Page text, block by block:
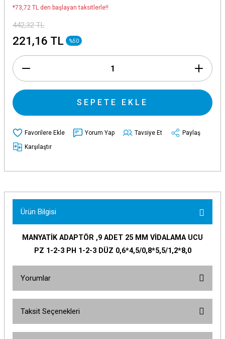
*73,72 TL den başlayan taksitlerle!!
442,32 TL
221,16 TL %50
SEPETE EKLE
Yorum Yap Tavsiye Et
Paylaş
Karşılaştır
Ürün Bilgisi
MANYATİK ADAPTÖR ,9 ADET 25 MM VİDALAMA UCU
PZ 1-2-3 PH 1-2-3 DÜZ 0,6*4,5/0,8*5,5/1,2*8,0
Yorumlar
Taksit Seçenekleri